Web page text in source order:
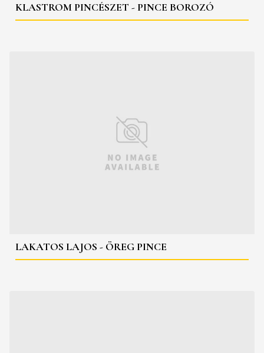
KLASTROM PINCÉSZET - PINCE BOROZÓ
LAKATOS LAJOS - ÖREG PINCE